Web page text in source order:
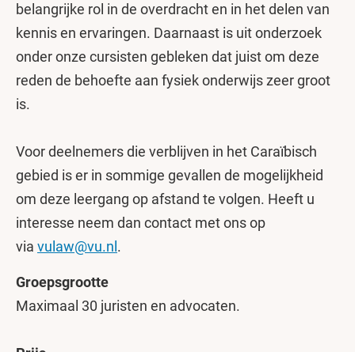
belangrijke rol in de overdracht en in het delen van
kennis en ervaringen. Daarnaast is uit onderzoek
onder onze cursisten gebleken dat juist om deze
reden de behoefte aan fysiek onderwijs zeer groot
is.
Voor deelnemers die verblijven in het Caraïbisch
gebied is er in sommige gevallen de mogelijkheid
om deze leergang op afstand te volgen. Heeft u
interesse neem dan contact met ons op
via vulaw@vu.nl .
Groepsgrootte
Maximaal 30 juristen en advocaten.